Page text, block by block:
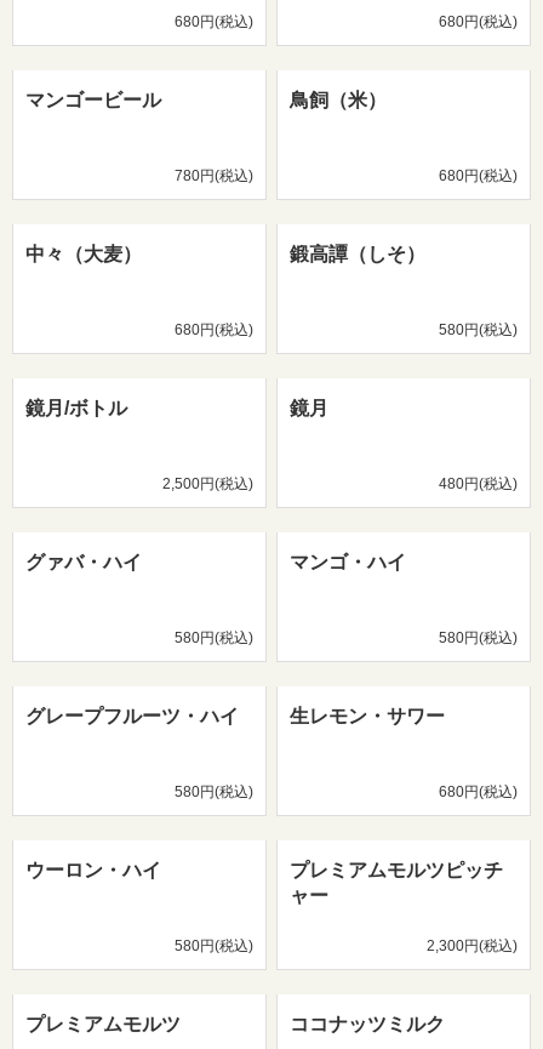
680円(税込) 680円(税込)
マンゴービール
780円(税込)
鳥飼（米）
680円(税込)
中々（大麦）
680円(税込)
鍛高譚（しそ）
580円(税込)
鏡月/ボトル
2,500円(税込)
鏡月
480円(税込)
グァバ・ハイ
580円(税込)
マンゴ・ハイ
580円(税込)
グレープフルーツ・ハイ
580円(税込)
生レモン・サワー
680円(税込)
ウーロン・ハイ
580円(税込)
プレミアムモルツピッチ
ャー
2,300円(税込)
プレミアムモルツ ココナッツミルク